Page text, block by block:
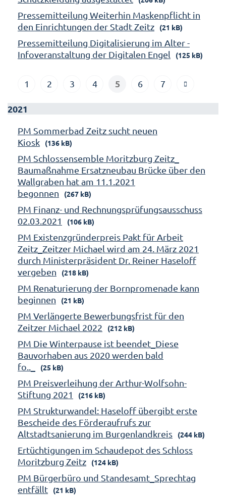
Pressemitteilung Weiterhin Maskenpflicht in
den Einrichtungen der Stadt Zeitz
(21 kB)
Pressemitteilung Digitalisierung im Alter -
Infoveranstaltung der Digitalen Engel
(125 kB)
1 2 3 4 5 6 7
2021
PM Sommerbad Zeitz sucht neuen
Kiosk
(136 kB)
PM Schlossensemble Moritzburg Zeitz_
Baumaßnahme Ersatzneubau Brücke über den
Wallgraben hat am 11.1.2021
begonnen
(267 kB)
PM Finanz- und Rechnungsprüfungsausschuss
02.03.2021
(106 kB)
PM Existenzgründerpreis Pakt für Arbeit
Zeitz_Zeitzer Michael wird am 24. März 2021
durch Ministerpräsident Dr. Reiner Haseloff
vergeben
(218 kB)
PM Renaturierung der Bornpromenade kann
beginnen
(21 kB)
PM Verlängerte Bewerbungsfrist für den
Zeitzer Michael 2022
(212 kB)
PM Die Winterpause ist beendet_Diese
Bauvorhaben aus 2020 werden bald
fo.._
(25 kB)
PM Preisverleihung der Arthur-Wolfsohn-
Stiftung 2021
(216 kB)
PM Strukturwandel: Haseloff übergibt erste
Bescheide des Förderaufrufs zur
Altstadtsanierung im Burgenlandkreis
(244 kB)
Ertüchtigungen im Schaudepot des Schloss
Moritzburg Zeitz
(124 kB)
PM Bürgerbüro und Standesamt_Sprechtag
entfällt
(21 kB)